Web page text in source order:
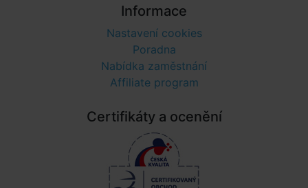
Informace
Nastavení cookies
Poradna
Nabídka zaměstnání
Affiliate program
Certifikáty a ocenění